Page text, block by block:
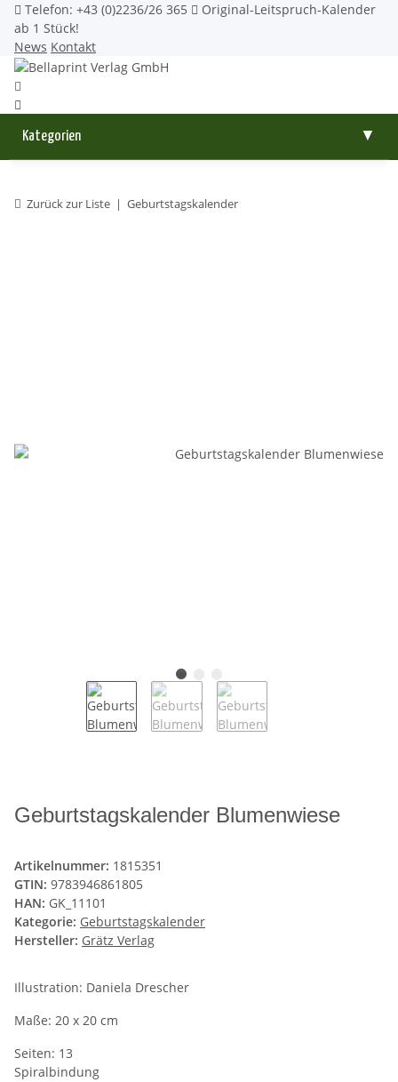
Telefon: +43 (0)2236/26 365
Original-Leitspruch-Kalender
ab 1 Stück!
News Kontakt
Kategorien ▼
Zurück zur Liste Geburtstagskalender
Geburtstagskalender Blumenwiese
Artikelnummer: 1815351
GTIN: 9783946861805
HAN: GK_11101
Kategorie: Geburtstagskalender
Hersteller: Grätz Verlag
Illustration: Daniela Drescher
Maße: 20 x 20 cm
Seiten: 13
Spiralbindung